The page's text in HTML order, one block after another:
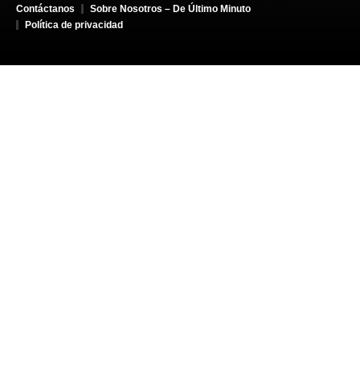
Contáctanos
Sobre Nosotros – De Último Minuto
Política de privacidad